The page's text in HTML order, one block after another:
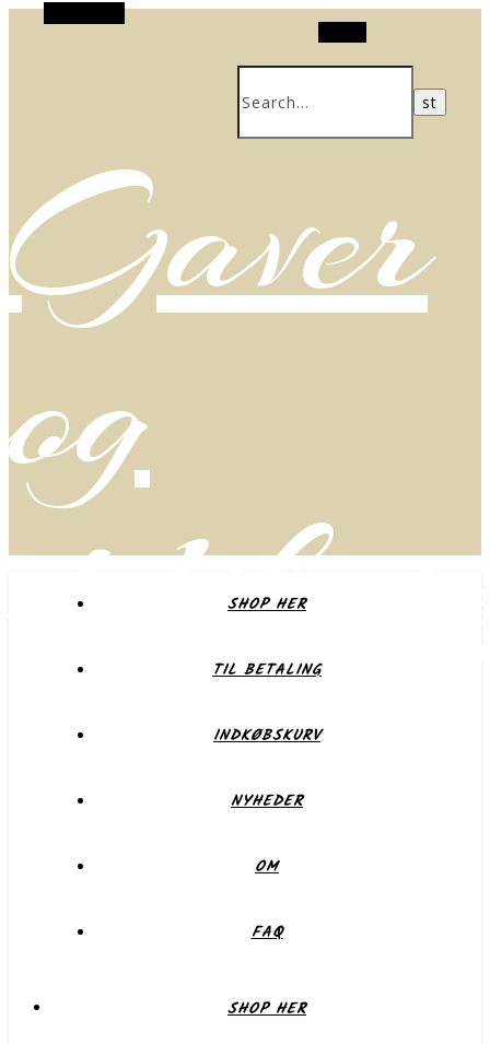
Gaver
og
SHOP HER
TIL BETALING
INDKØBSKURV
NYHEDER
OM
FAQ
SHOP HER